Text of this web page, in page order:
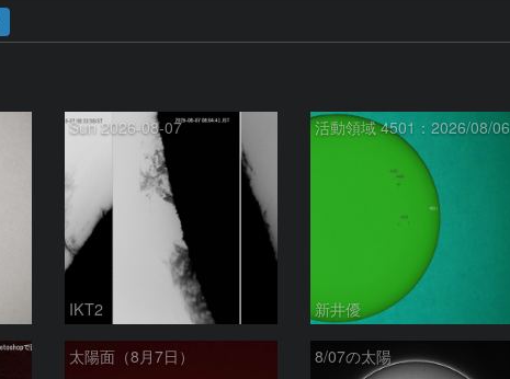
Sun 2026-08-07
IKT2
活動領域 4501：2026/08/06
新井優
太陽面（8月7日） 8/07の太陽